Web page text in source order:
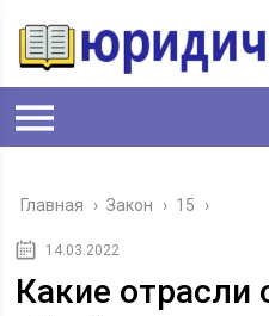
Главная › Закон › 15 ›
14.03.2022
Какие отрасли